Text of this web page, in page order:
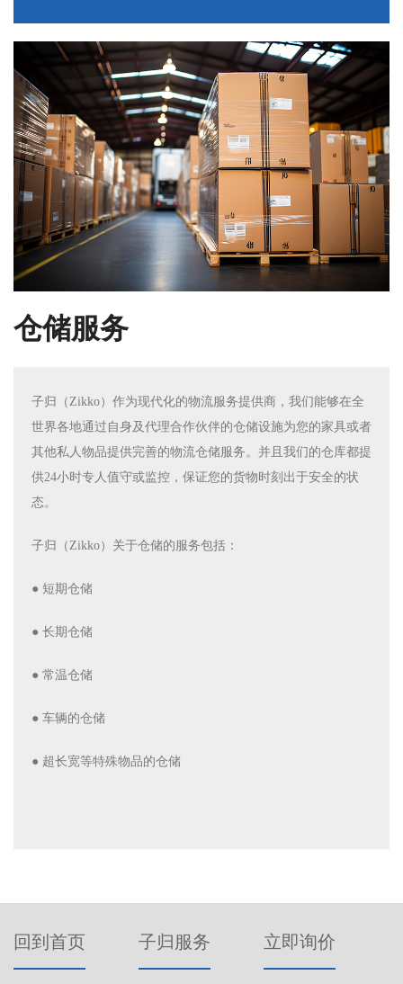
仓储服务
子归（Zikko）作为现代化的物流服务提供商，我们能够在全
世界各地通过自身及代理合作伙伴的仓储设施为您的家具或者
其他私人物品提供完善的物流仓储服务。并且我们的仓库都提
供24小时专人值守或监控，保证您的货物时刻出于安全的状
态。
子归（Zikko）关于仓储的服务包括：
● 短期仓储
● 长期仓储
● 常温仓储
● 车辆的仓储
● 超长宽等特殊物品的仓储
回到首页 子归服务 立即询价